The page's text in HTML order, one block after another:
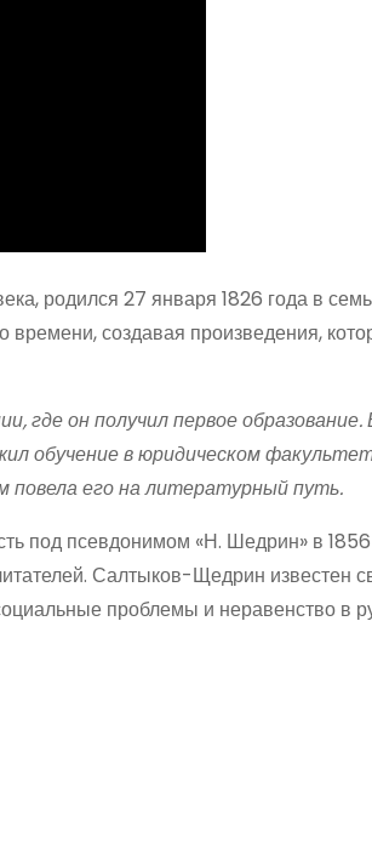
родился 27 января 1826 года в
создавая произведения,
где он получил первое образование.
обучение в юридическом
повела его на литературный путь.
под псевдонимом «Н. Шедрин» в 1856
Салтыков-Щедрин известен
проблемы и неравенство в